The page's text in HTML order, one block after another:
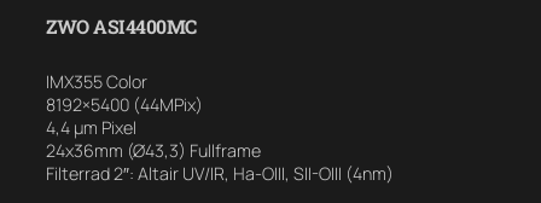
ZWO ASI4400MC
IMX355 Color
8192×5400 (44MPix)
4,4 µm Pixel
24x36mm (Ø43,3) Fullframe
Filterrad 2″: Altair UV/IR, Ha-OIII, SII-OIII (4nm)